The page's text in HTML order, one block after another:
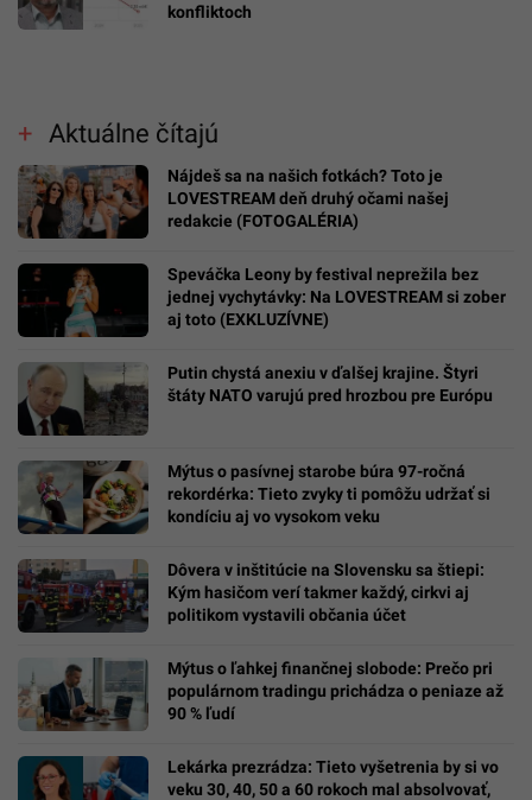
konfliktoch
Aktuálne čítajú
Nájdeš sa na našich fotkách? Toto je
LOVESTREAM deň druhý očami našej
redakcie (FOTOGALÉRIA)
Speváčka Leony by festival neprežila bez
jednej vychytávky: Na LOVESTREAM si zober
aj toto (EXKLUZÍVNE)
Putin chystá anexiu v ďalšej krajine. Štyri
štáty NATO varujú pred hrozbou pre Európu
Mýtus o pasívnej starobe búra 97-ročná
rekordérka: Tieto zvyky ti pomôžu udržať si
kondíciu aj vo vysokom veku
Dôvera v inštitúcie na Slovensku sa štiepi:
Kým hasičom verí takmer každý, cirkvi aj
politikom vystavili občania účet
Mýtus o ľahkej finančnej slobode: Prečo pri
populárnom tradingu prichádza o peniaze až
90 % ľudí
Lekárka prezrádza: Tieto vyšetrenia by si vo
veku 30, 40, 50 a 60 rokoch mal absolvovať,